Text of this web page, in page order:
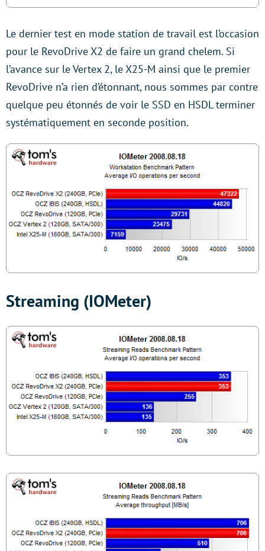
Le dernier test en mode station de travail est l’occasion
pour le RevoDrive X2 de faire un grand chelem. Si
l’avance sur le Vertex 2, le X25-M ainsi que le premier
RevoDrive n’a rien d’étonnant, nous sommes par contre
quelque peu étonnés de voir le SSD en HSDL terminer
systématiquement en seconde position.
Streaming (IOMeter)